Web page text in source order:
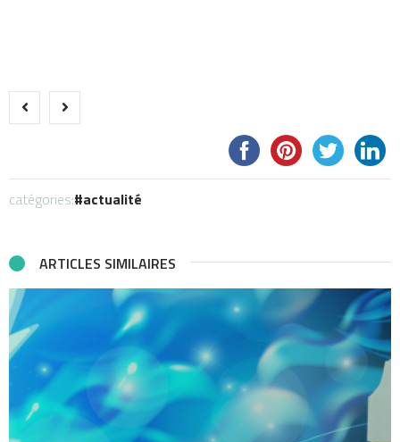
catégories: actualité
ARTICLES SIMILAIRES